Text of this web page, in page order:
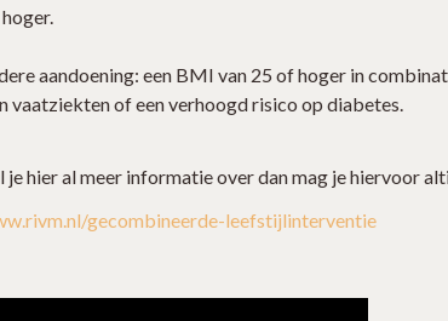
aandoening: een BMI van 25 of hoger in
vaatziekten of een verhoogd risico op diabetes.
hier al meer informatie over dan mag je hiervoor
gecombineerde-leefstijlinterventie